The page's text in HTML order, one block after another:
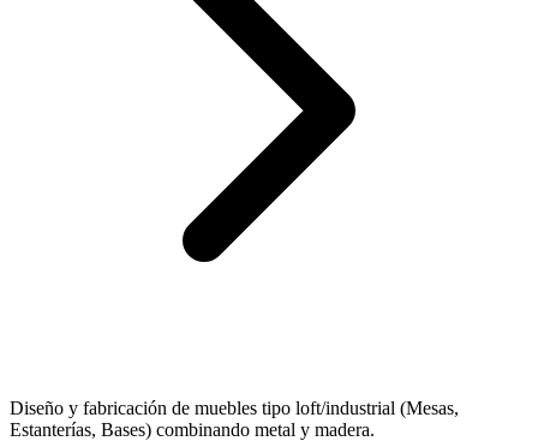
Diseño y fabricación de muebles tipo loft/industrial (Mesas,
Estanterías, Bases) combinando metal y madera.